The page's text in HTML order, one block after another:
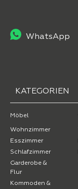
WhatsApp
KATEGORIEN
Möbel
Wohnzimmer
Esszimmer
Schlafzimmer
Garderobe &
Flur
Kommoden &